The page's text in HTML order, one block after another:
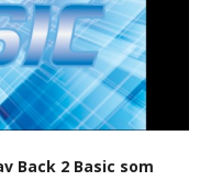
Back 2 Basic som